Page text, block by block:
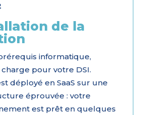
de la
informatique,
pour votre DSI.
déployé en SaaS sur une
éprouvée : votre
est prêt en quelques